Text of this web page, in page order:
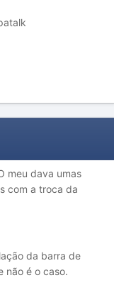
meu dava umas
com a troca da
da barra de
não é o caso.